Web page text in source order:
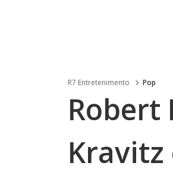
R7 Entretenimento Pop
Robert
Kravitz